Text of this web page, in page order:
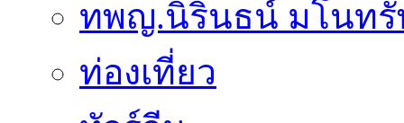
ทพญ.นิรินธน์ มโนท
ท่องเที่ยว